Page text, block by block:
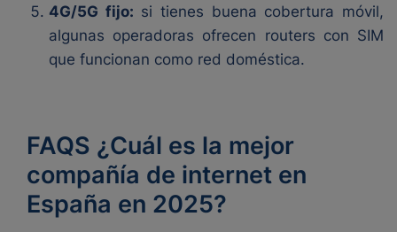
4G/5G fijo: si tienes buena cobertura móvil,
algunas operadoras ofrecen routers con SIM
que funcionan como red doméstica.
FAQS ¿Cuál es la mejor
compañía de internet en
España en 2025?